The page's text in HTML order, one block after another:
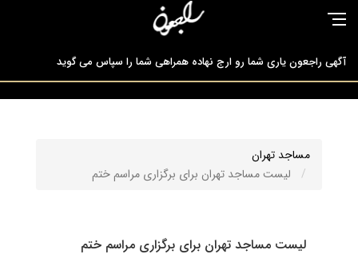
آگهی راجعون یاری شما رو ارج نهاده همراهی شما را سپاس می گوید
لیست مساجد تهران برای برگزاری مراسم ختم
مساجد تهران
لیست مساجد تهران برای برگزاری مراسم ختم
لیست مساجد تهران برای برگزاری مراسم ختم